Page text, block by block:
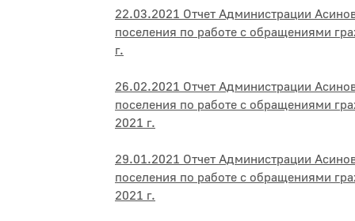
22.03.2021 Отчет Администрации
поселения по работе с обращениями
г.
26.02.2021 Отчет Администрации
поселения по работе с обращениями
2021 г.
29.01.2021 Отчет Администрации
поселения по работе с обращениями
2021 г.